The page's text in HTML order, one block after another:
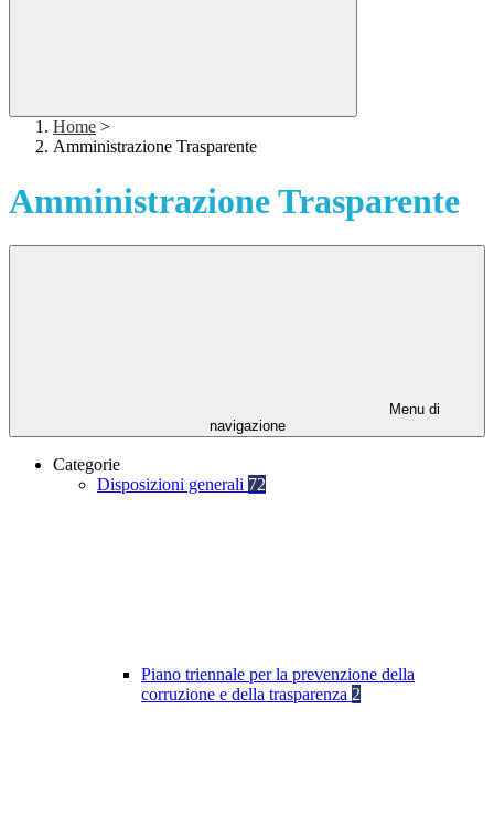
Home >
Amministrazione Trasparente
Amministrazione Trasparente
Menu di
navigazione
Categorie
Disposizioni generali 72
Piano triennale per la prevenzione della
corruzione e della trasparenza 2